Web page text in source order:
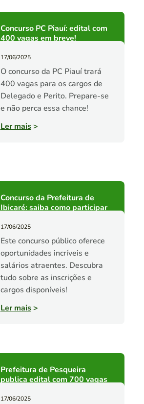
Concurso PC Piauí: edital com
400 vagas em breve!
17/06/2025
O concurso da PC Piauí trará
400 vagas para os cargos de
Delegado e Perito. Prepare-se
e não perca essa chance!
Ler mais>
Concurso da Prefeitura de
Ibicaré: saiba como participar
17/06/2025
Este concurso público oferece
oportunidades incríveis e
salários atraentes. Descubra
tudo sobre as inscrições e
cargos disponíveis!
Ler mais>
Prefeitura de Pesqueira
publica edital com 700 vagas
17/06/2025